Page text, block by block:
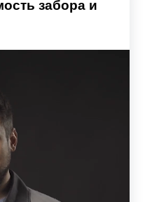
забора и